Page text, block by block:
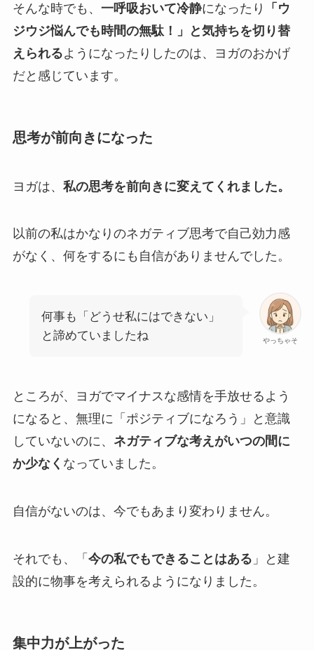
そんな時でも、 一呼吸おいて冷静になったり
「ウ
ジウジ悩んでも時間の無駄！」と気持ちを切り替
えられるようになったりしたのは、ヨガのおかげ
だと感じています。
思考が前向きになった
ヨガは、 私の思考を前向きに変えてくれました。
以前の私はかなりのネガティブ思考で自己効力感
がなく、何をするにも自信がありませんでした。
やっちゃそ
何事も「どうせ私にはできない」
と諦めていましたね
ところが、ヨガでマイナスな感情を手放せるよう
になると、無理に「ポジティブになろう」と意識
していないのに、 ネガティブな考えがいつの間に
か少なく なっていました。
自信がないのは、今でもあまり変わりません。
それでも、「 今の私でもできることはある 」と建
設的に物事を考えられるようになりました。
集中力が上がった